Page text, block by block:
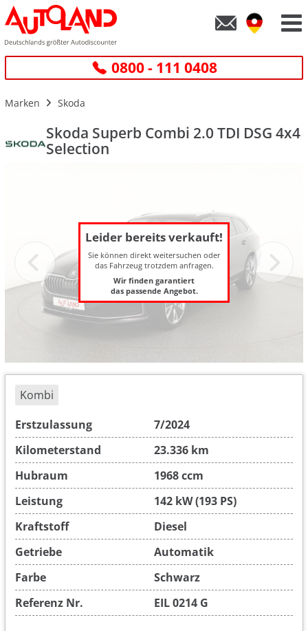
0800 - 111 0408
Marken Skoda
Skoda Superb Combi 2.0 TDI DSG 4x4
Selection
Leider bereits verkauft!
Sie können direkt weitersuchen oder
das Fahrzeug trotzdem anfragen.
Wir finden garantiert
das passende Angebot.
Kombi
Erstzulassung
7/2024
Kilometerstand
23.336 km
Hubraum
1968 ccm
Leistung
142 kW (193 PS)
Kraftstoff
Diesel
Getriebe
Automatik
Farbe
Schwarz
Referenz Nr.
EIL 0214 G